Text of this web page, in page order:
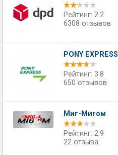
Рейтинг: 2.2
6308 отзывов
PONY EXPRESS
Рейтинг: 3.8
650 отзывов
Миг-Мигом
Рейтинг: 2.9
22 отзыва